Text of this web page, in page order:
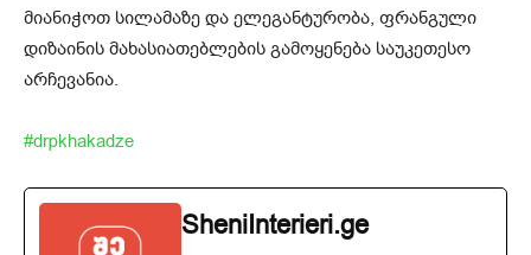
მიანიჭოთ სილამაზე და ელეგანტურობა, ფრანგული
დიზაინის მახასიათებლების გამოყენება საუკეთესო
არჩევანია.
#drpkhakadze
SheniInterieri.ge